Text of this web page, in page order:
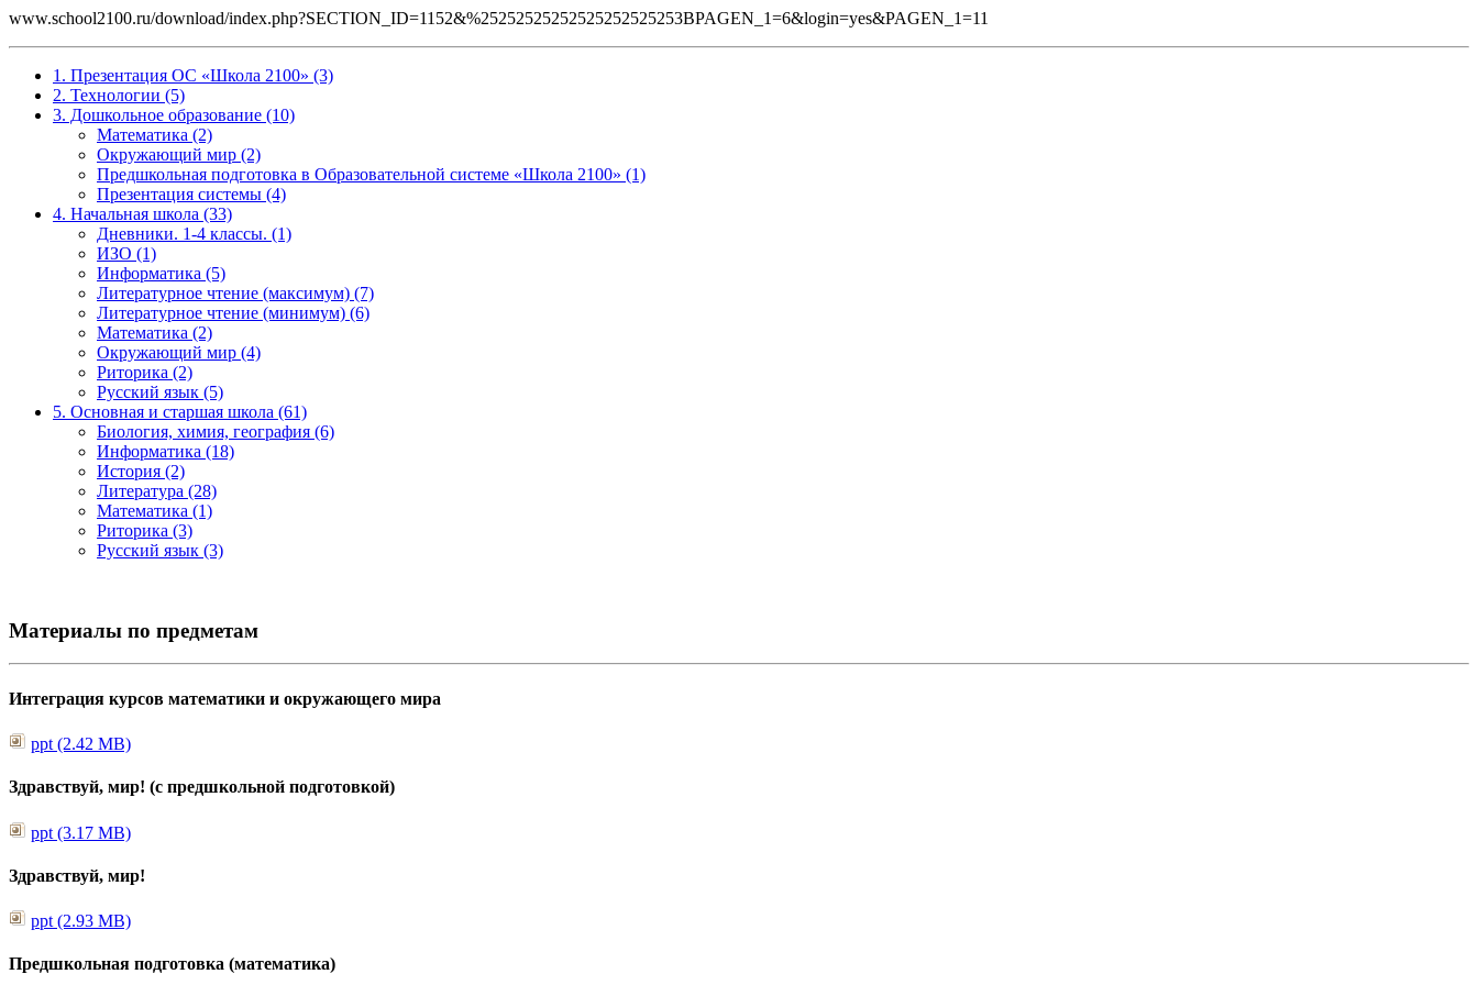
www.school2100.ru/download/index.php?SECTION_ID=1152&%25252525252525252525253BPAGEN_1=6&login=yes&PAGEN_1=11
1. Презентация ОС «Школа 2100» (3)
2. Технологии (5)
3. Дошкольное образование (10)
Математика (2)
Окружающий мир (2)
Предшкольная подготовка в Образовательной системе «Школа 2100» (1)
Презентация системы (4)
4. Начальная школа (33)
Дневники. 1-4 классы. (1)
ИЗО (1)
Информатика (5)
Литературное чтение (максимум) (7)
Литературное чтение (минимум) (6)
Математика (2)
Окружающий мир (4)
Риторика (2)
Русский язык (5)
5. Основная и старшая школа (61)
Биология, химия, география (6)
Информатика (18)
История (2)
Литература (28)
Математика (1)
Риторика (3)
Русский язык (3)
Материалы по предметам
Интеграция курсов математики и окружающего мира
ppt (2.42 MB)
Здравствуй, мир! (с предшкольной подготовкой)
ppt (3.17 MB)
Здравствуй, мир!
ppt (2.93 MB)
Предшкольная подготовка (математика)